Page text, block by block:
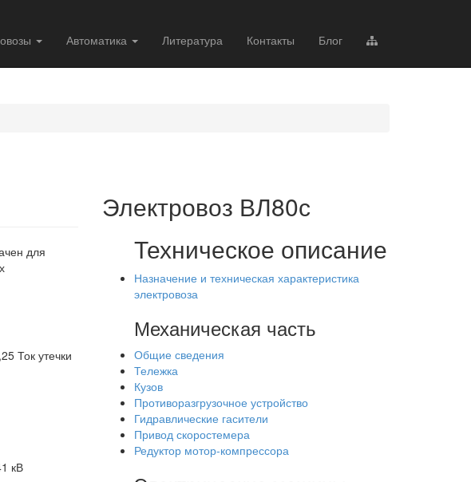
Автоматика Литература Контакты Блог
для
Ток утечки
кВ
Электровоз ВЛ80с
Техническое описание
Назначение и техническая характеристика
электровоза
Механическая часть
Общие сведения
Тележка
Кузов
Противоразгрузочное устройство
Гидравлические гасители
Привод скоростемера
Редуктор мотор-компрессора